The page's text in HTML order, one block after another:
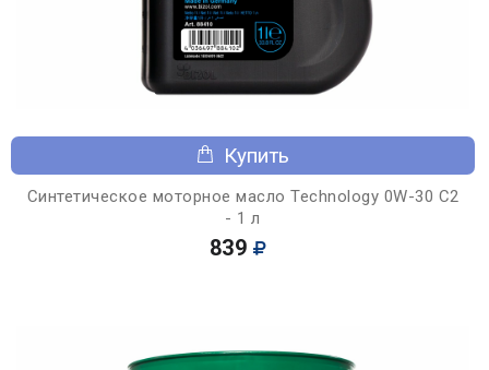
Купить
Синтетическое моторное масло Technology 0W-30 C2
- 1 л
839